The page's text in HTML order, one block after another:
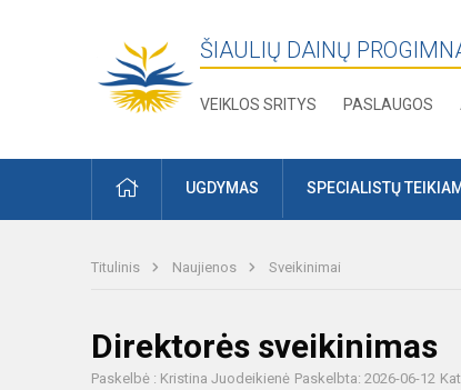
ŠIAULIŲ DAINŲ
VEIKLOS SRITYS PASLAUGOS
PRADŽIAUGDYMAS SPECIALISTŲ
Titulinis Naujienos Sveikinimai
Direktorės sveikinimas
Paskelbė : Kristina Juodeikienė Paskelbta: 2026-06-12